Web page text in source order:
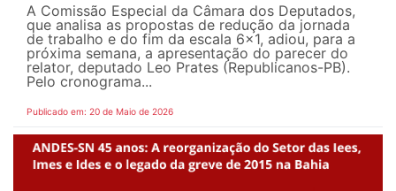
A Comissão Especial da Câmara dos Deputados,
que analisa as propostas de redução da jornada
de trabalho e do fim da escala 6x1, adiou, para a
próxima semana, a apresentação do parecer do
relator, deputado Leo Prates (Republicanos-PB).
Pelo cronograma...
Publicado em: 20 de Maio de 2026